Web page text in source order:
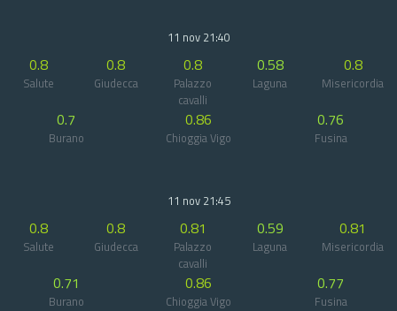
11 nov 21:40
0.8
Salute
0.8
Giudecca
0.8
Palazzo
cavalli
0.58
Laguna
0.8
Misericordia
0.7
Burano
0.86
Chioggia Vigo
0.76
Fusina
11 nov 21:45
0.8
Salute
0.8
Giudecca
0.81
Palazzo
cavalli
0.59
Laguna
0.81
Misericordia
0.71
Burano
0.86
Chioggia Vigo
0.77
Fusina